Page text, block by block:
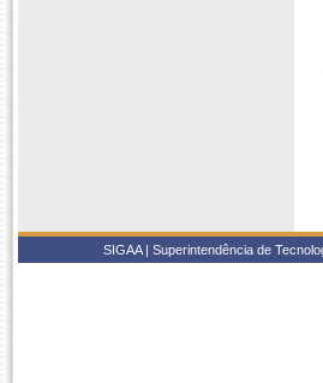
SIGAA | Superintendência de